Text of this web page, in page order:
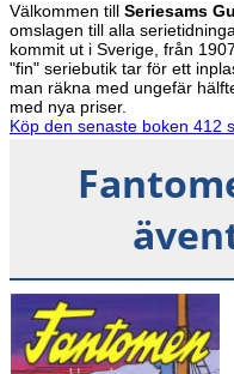
Välkommen till Seriesams
omslagen till alla
kommit ut i Sverige, från
"fin" seriebutik tar för ett
man räkna med ungefär
med nya priser.
Köp den senaste boken 412